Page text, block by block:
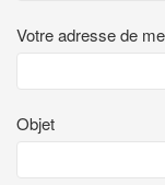
Votre adresse de
Objet